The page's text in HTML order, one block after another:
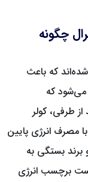
چگونه
که باعث
که
طرفی، کولر
مصرف انرژی پایین
برند بستگی به
برچسب انرژی